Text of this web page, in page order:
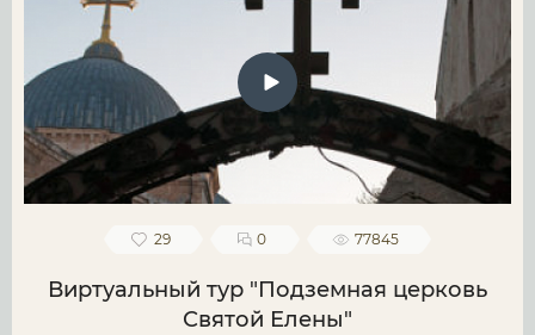
29 0 77845
Виртуальный тур "Подземная церковь
Святой Елены"